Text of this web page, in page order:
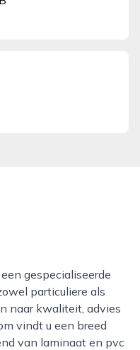
particuliere als
naar kwaliteit, advies
vindt u een breed
van laminaat en pvc